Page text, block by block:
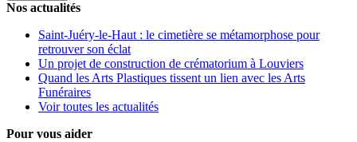
Nos actualités
Saint-Juéry-le-Haut : le cimetière se métamorphose pour
retrouver son éclat
Un projet de construction de crématorium à Louviers
Quand les Arts Plastiques tissent un lien avec les Arts
Funéraires
Voir toutes les actualités
Pour vous aider